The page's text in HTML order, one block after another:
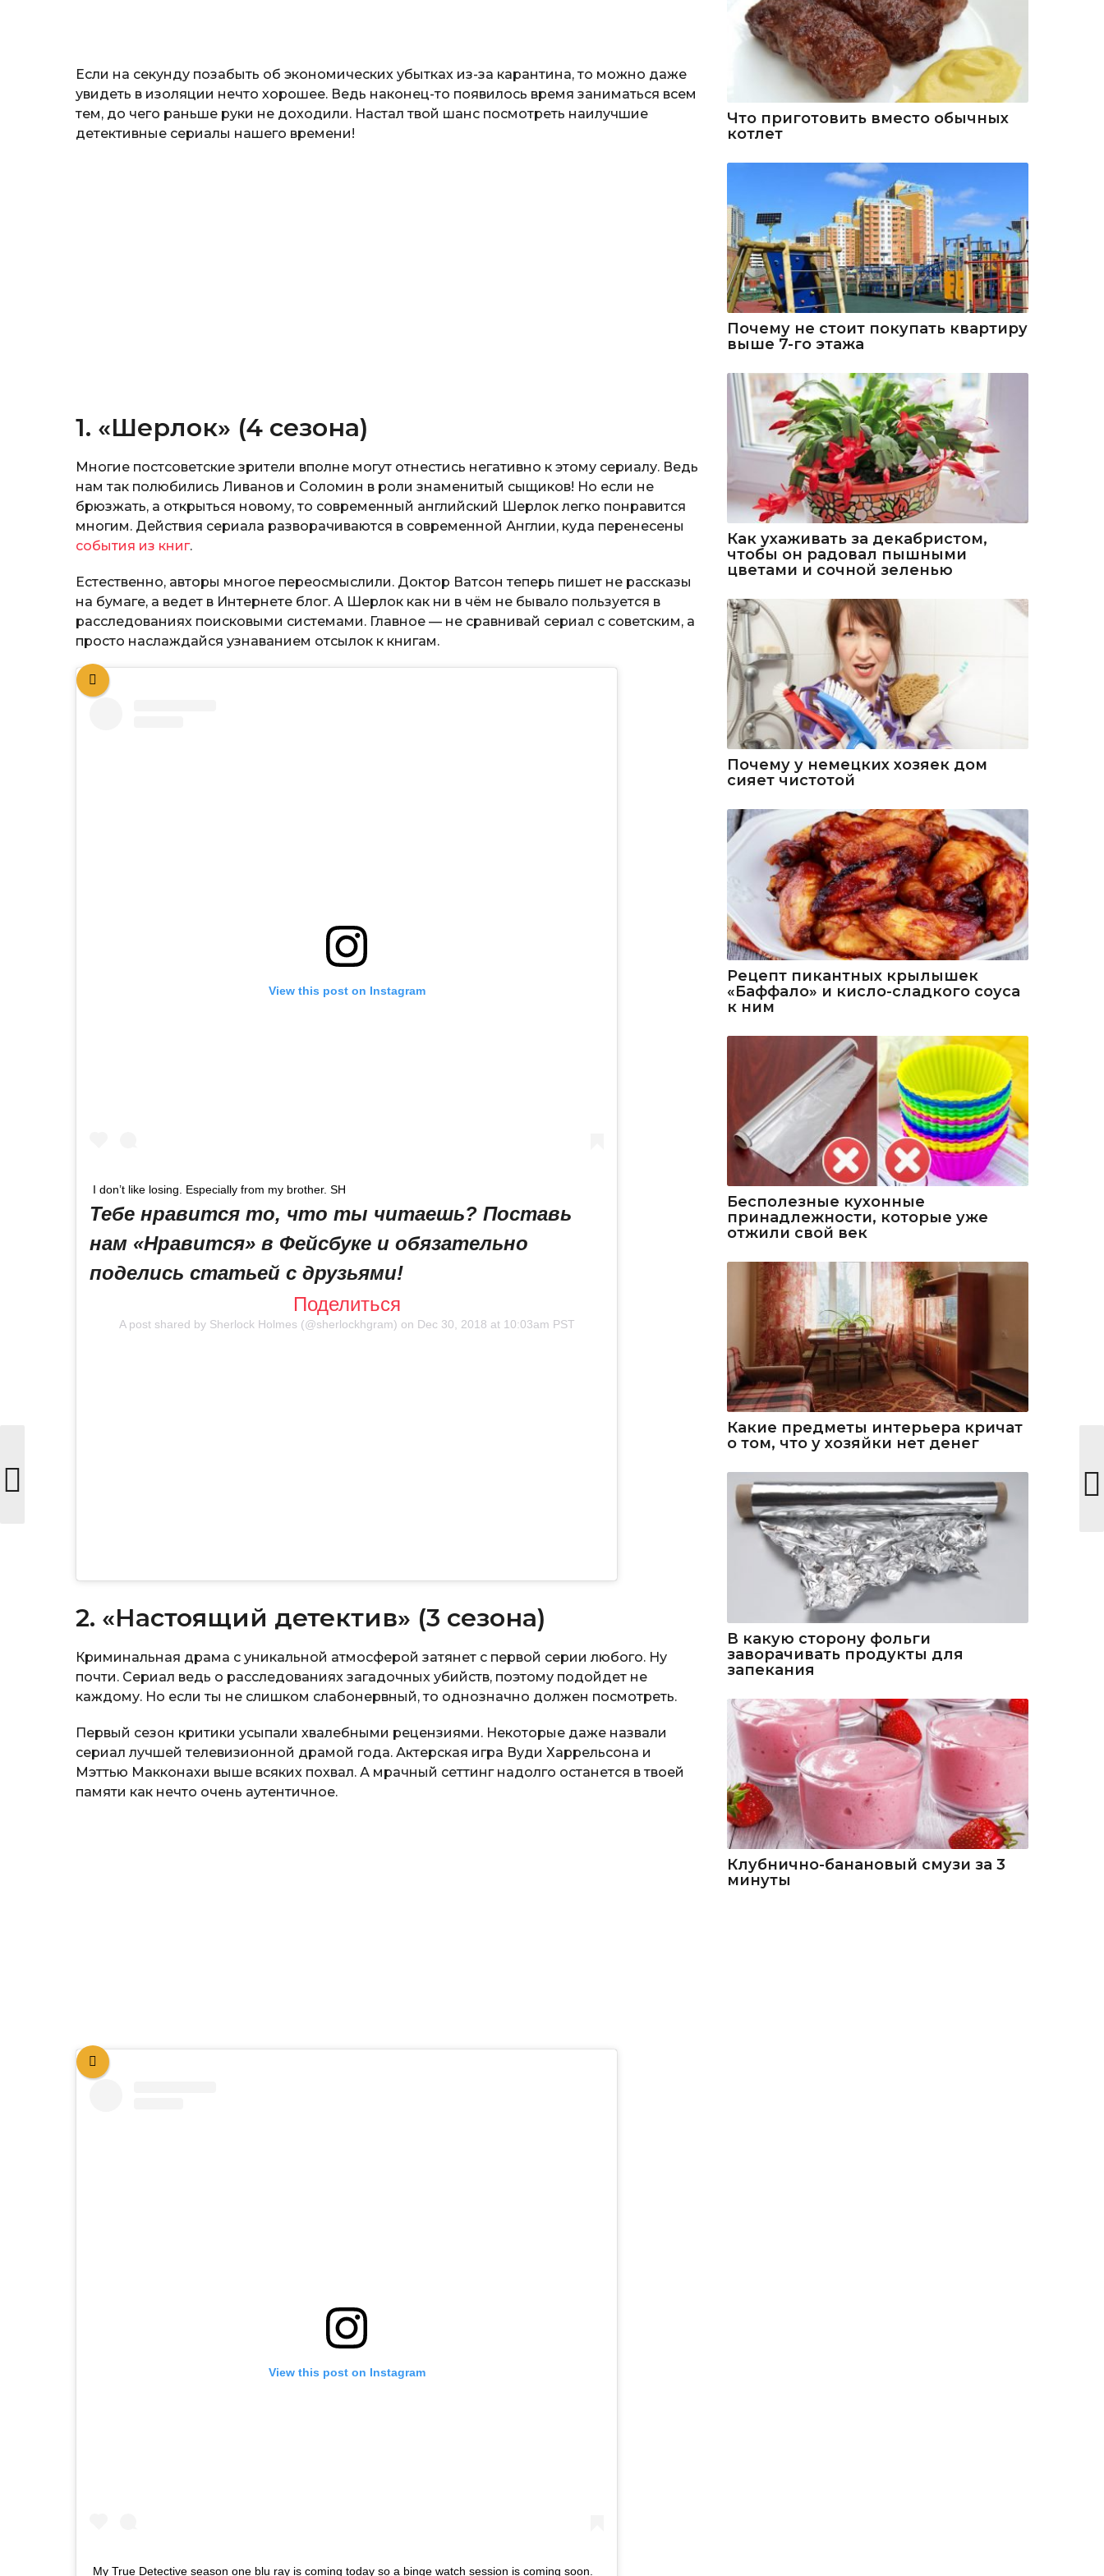
Если на секунду позабыть об экономических убытках из-за карантина, то можно даже
увидеть в изоляции нечто хорошее. Ведь наконец-то появилось время заниматься всем
тем, до чего раньше руки не доходили. Настал твой шанс посмотреть наилучшие
детективные сериалы нашего времени!
1. «Шерлок» (4 сезона)
Многие постсоветские зрители вполне могут отнестись негативно к этому сериалу. Ведь
нам так полюбились Ливанов и Соломин в роли знаменитый сыщиков! Но если не
брюзжать, а открыться новому, то современный английский Шерлок легко понравится
многим. Действия сериала разворачиваются в современной Англии, куда перенесены
события из книг.
Естественно, авторы многое переосмыслили. Доктор Ватсон теперь пишет не рассказы
на бумаге, а ведет в Интернете блог. А Шерлок как ни в чём не бывало пользуется в
расследованиях поисковыми системами. Главное — не сравнивай сериал с советским, а
просто наслаждайся узнаванием отсылок к книгам.
View this post on Instagram
I don’t like losing. Especially from my brother. SH
Тебе нравится то, что ты читаешь? Поставь
нам «Нравится» в Фейсбуке и обязательно
поделись статьей с друзьями!
Поделиться
A post shared by Sherlock Holmes (@sherlockhgram) on Dec 30, 2018 at 10:03am PST
2. «Настоящий детектив» (3 сезона)
Криминальная драма с уникальной атмосферой затянет с первой серии любого. Ну
почти. Сериал ведь о расследованиях загадочных убийств, поэтому подойдет не
каждому. Но если ты не слишком слабонервный, то однозначно должен посмотреть.
Первый сезон критики усыпали хвалебными рецензиями. Некоторые даже назвали
сериал лучшей телевизионной драмой года. Актерская игра Вуди Харрельсона и
Мэттью Макконахи выше всяких похвал. А мрачный сеттинг надолго останется в твоей
памяти как нечто очень аутентичное.
View this post on Instagram
My True Detective season one blu ray is coming today so a binge watch session is coming soon.
Что приготовить вместо обычных
котлет
Почему не стоит покупать квартиру
выше 7-го этажа
Как ухаживать за декабристом,
чтобы он радовал пышными
цветами и сочной зеленью
Почему у немецких хозяек дом
сияет чистотой
Рецепт пикантных крылышек
«Баффало» и кисло-сладкого соуса
к ним
Бесполезные кухонные
принадлежности, которые уже
отжили свой век
Какие предметы интерьера кричат
о том, что у хозяйки нет денег
В какую сторону фольги
заворачивать продукты для
запекания
Клубнично-банановый смузи за 3
минуты